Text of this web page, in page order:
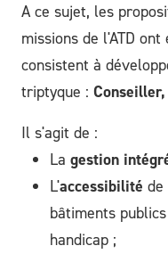
A ce sujet, les
missions de l'ATD
consistent à
triptyque :
Il s'agit de :
La gestion
L'accessibilité de
bâtiments
handicap ;